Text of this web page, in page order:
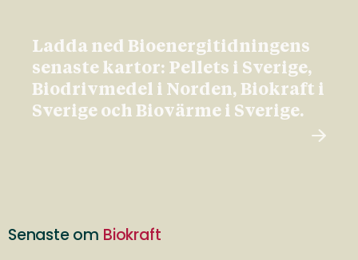
Ladda ned Bioenergitidningens
senaste kartor: Pellets i Sverige,
Biodrivmedel i Norden, Biokraft i
Sverige och Biovärme i Sverige.
Senaste om Biokraft